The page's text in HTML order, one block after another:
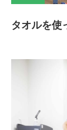
タオルを使